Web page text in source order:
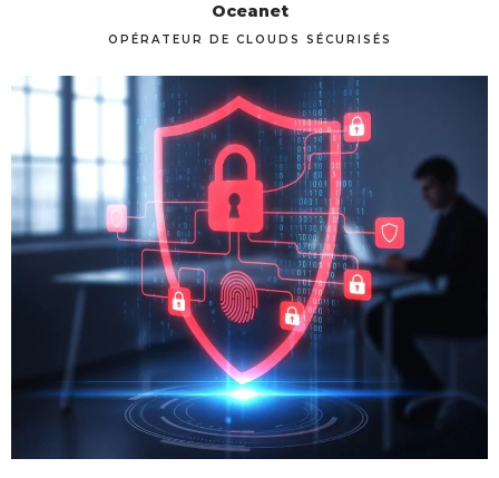
Oceanet
OPÉRATEUR DE CLOUDS SÉCURISÉS